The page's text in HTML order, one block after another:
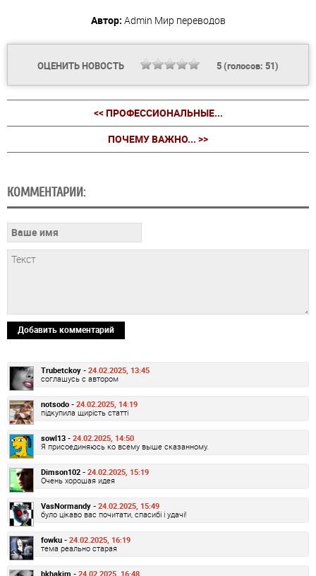
Автор: Admin Мир переводов
ОЦЕНИТЬ НОВОСТЬ 5(голосов: 51)
<< ПРОФЕССИОНАЛЬНЫЕ...
ПОЧЕМУ ВАЖНО... >>
КОММЕНТАРИИ:
Добавить комментарий
Trubetckoy - 24.02.2025, 13:45
соглашусь с автором
notsodo - 24.02.2025, 14:19
підкупила щирість статті
sowl13 - 24.02.2025, 14:50
Я присоединяюсь ко всему выше сказанному.
Dimson102 - 24.02.2025, 15:19
Очень хорошая идея
VasNormandy - 24.02.2025, 15:49
було цікаво вас почитати, спасибі і удачі!
fowku - 24.02.2025, 16:19
тема реально старая
bkhakim - 24.02.2025, 16:48